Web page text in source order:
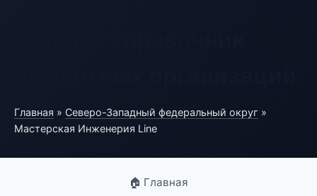
Главная » Северо-Западный федеральный округ »
Мастерская Инженерия Line
🏠 Главная